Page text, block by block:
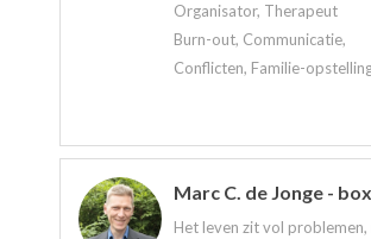
Organisator, Therapeut
Burn-out, Communicatie,
Conflicten, Familie-
Marc C. de Jonge -
Het leven zit vol problemen,